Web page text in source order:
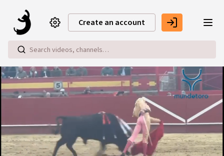
Create an account